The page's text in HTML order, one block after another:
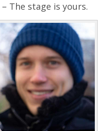
– The stage is yours.